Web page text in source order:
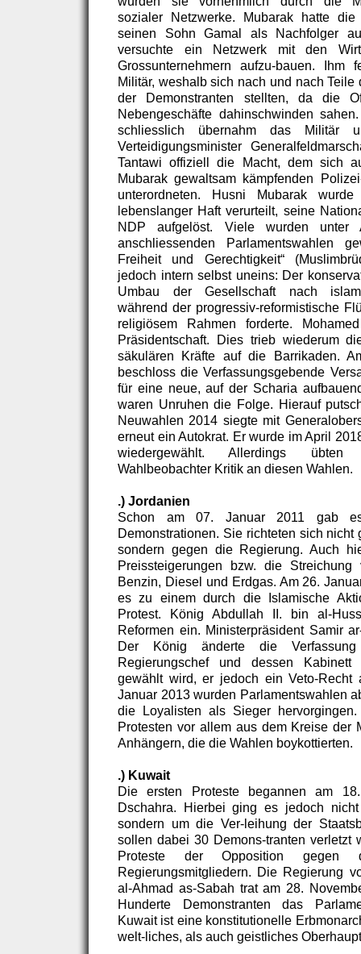
sozialer Netzwerke. Mubarak hatte
seinen Sohn Gamal als Nachfolger
versuchte ein Netzwerk mit den
Grossunternehmern aufzu-bauen. Ihm
Militär, weshalb sich nach und nach Teile
der Demonstranten stellten, da die
Nebengeschäfte dahinschwinden
schliesslich übernahm das Militär
Verteidigungsminister
Tantawi offiziell die Macht, dem sich
Mubarak gewaltsam kämpfenden
unterordneten. Husni Mubarak
lebenslanger Haft verurteilt, seine
NDP aufgelöst. Viele wurden unter
anschliessenden Parlamentswahlen
Freiheit und Gerechtigkeit“
jedoch intern selbst uneins: Der
Umbau der Gesellschaft nach
während der progressiv-reformistische
religiösem Rahmen forderte.
Präsidentschaft. Dies trieb wiederum
säkulären Kräfte auf die Barrikaden.
beschloss die Verfassungsgebende
für eine neue, auf der Scharia
waren Unruhen die Folge. Hierauf
Neuwahlen 2014 siegte mit
erneut ein Autokrat. Er wurde im April
wiedergewählt. Allerdings übten
Wahlbeobachter Kritik an diesen Wahlen.
.) Jordanien
Schon am 07. Januar 2011 gab
Demonstrationen. Sie richteten sich nicht
sondern gegen die Regierung. Auch
Preissteigerungen bzw. die
Benzin, Diesel und Erdgas. Am 26.
es zu einem durch die Islamische
Protest. König Abdullah II. bin al-
Reformen ein. Ministerpräsident Samir
Der König änderte die
Regierungschef und dessen
gewählt wird, er jedoch ein Veto-Recht
Januar 2013 wurden Parlamentswahlen
die Loyalisten als Sieger
Protesten vor allem aus dem Kreise der
Anhängern, die die Wahlen boykottierten.
.) Kuwait
Die ersten Proteste begannen am
Dschahra. Hierbei ging es jedoch
sondern um die Ver-leihung der
sollen dabei 30 Demons-tranten verletzt
Proteste der Opposition gegen
Regierungsmitgliedern. Die Regierung
al-Ahmad as-Sabah trat am 28.
Hunderte Demonstranten das
Kuwait ist eine konstitutionelle
welt-liches, als auch geistliches